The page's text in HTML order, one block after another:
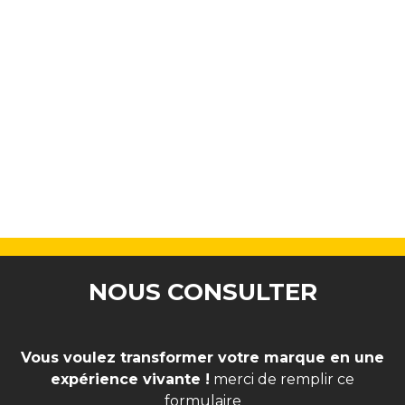
NOUS CONSULTER
Vous voulez transformer votre marque en une
expérience vivante ! merci de remplir ce
formulaire